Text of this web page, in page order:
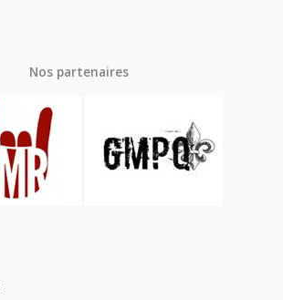
Nos partenaires